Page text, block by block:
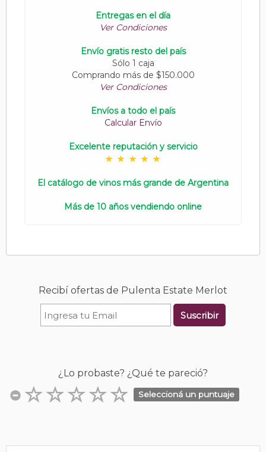
Entregas en el día
Ver Condiciones
Envío gratis resto del país
Sólo 1 caja
Comprando más de $150.000
Ver Condiciones
Envíos a todo el país
Calcular Envío
Excelente reputación y servicio
El catálogo de vinos más grande de Argentina
Más de 10 años vendiendo online
Recibí ofertas de Pulenta Estate Merlot
Suscribir
¿Lo probaste? ¿Qué te pareció?
Seleccioná un puntuaje